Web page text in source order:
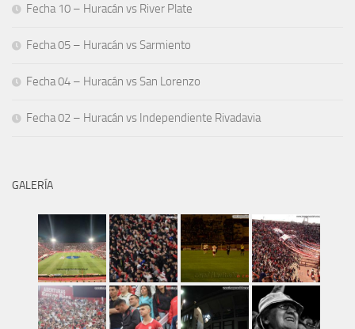
Fecha 10 – Huracán vs River Plate
Fecha 05 – Huracán vs Sarmiento
Fecha 04 – Huracán vs San Lorenzo
Fecha 02 – Huracán vs Independiente Rivadavia
GALERÍA